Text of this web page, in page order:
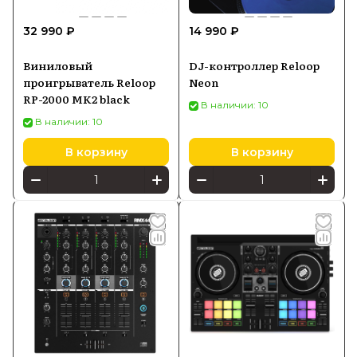
Reloop можно в Batya Store с
официальной гарантией и доставкой по
32 990 ₽
Виниловый
проигрыватель Reloop
RP-2000 MK2 black
В наличии: 10
В корзину
14 990 ₽
DJ-контроллер Reloop
Neon
В наличии: 10
В корзину